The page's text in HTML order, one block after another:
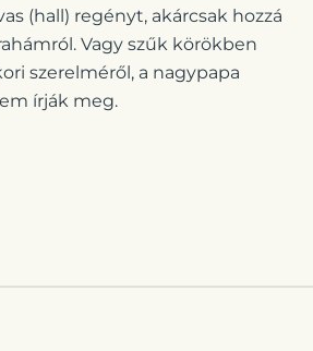
(hall) regényt, akárcsak hozzá
Vagy szűk körökben
szerelméről, a nagypapa
írják meg.